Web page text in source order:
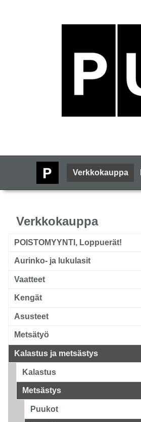
Verkkokauppa
Verkkokauppa
POISTOMYYNTI, Loppuerät!
Aurinko- ja lukulasit
Vaatteet
Kengät
Asusteet
Metsätyö
Kalastus ja metsästys
Kalastus
Metsästys
Puukot